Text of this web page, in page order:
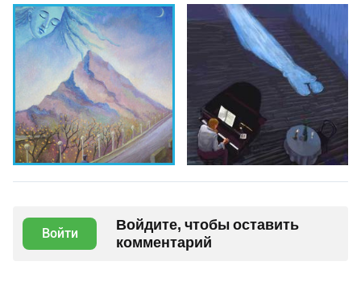
Войти
Войдите, чтобы оставить
комментарий